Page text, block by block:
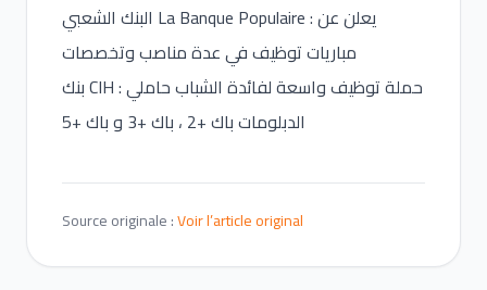
البنك الشعبي La Banque Populaire : يعلن عن
مباريات توظيف في عدة مناصب وتخصصات
بنك CIH : حملة توظيف واسعة لفائدة الشباب حاملي
الدبلومات باك +2 ، باك +3 و باك +5
Source originale :Voir l’article original